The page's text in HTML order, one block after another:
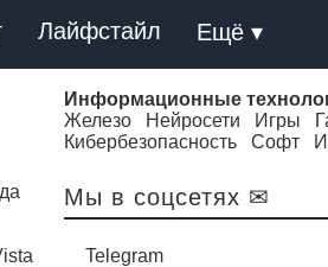
Лайфстайл Ещё ▾
Информационные
Железо
Нейросети Игры
Кибербезопасность
Софт
Мы в соцсетях ✉
Telegram